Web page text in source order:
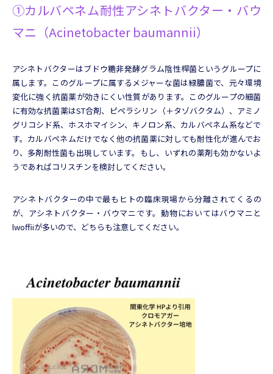
①カルバペネム耐性アシネトバクター・バウ
マニ（Acinetobacter baumannii）
アシネトバクターはブドウ糖非発酵グラム陰性桿菌というグループに
属します。このグループに属するメジャーな菌は緑膿菌で、元々環境
変化に強く抗菌薬が効きにくい性質があります。このグループの細菌
に有効な抗菌薬はST合剤、ピペラシリン（＋タゾバクタム）、アミノ
グリコシド系、ホスホマイシン、キノロン系、カルバペネム系などで
す。カルバペネムだけでなく他の抗菌薬に対しても耐性化が進んでお
り、多剤耐性菌も出現しています。もし、いずれの薬剤も効かないよ
うであればコリスチンを検討してください。
アシネトバクターの中で最もヒトの臨床現場から分離されてくるの
が、アシネトバクター・バウマニです。動物においてはバウマニと
lwoffiiが多いので、どちらも注意してください。